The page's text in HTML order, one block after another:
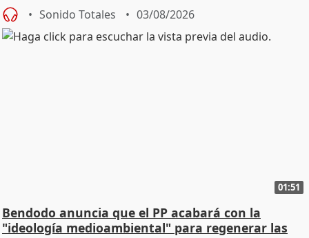
Sonido Totales 03/08/2026
01:51
Bendodo anuncia que el PP acabará con la
"ideología medioambiental" para regenerar las